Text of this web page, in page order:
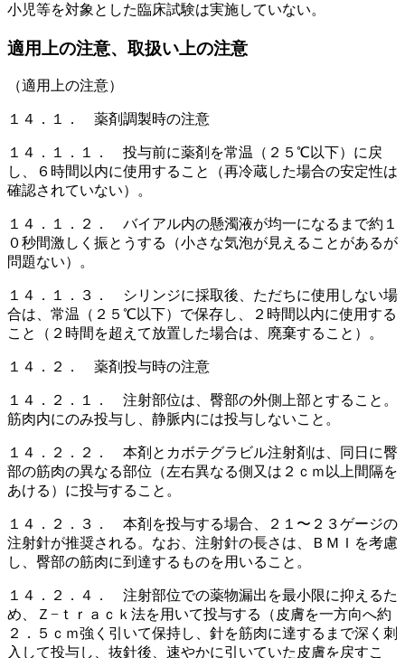
小児等を対象とした臨床試験は実施していない。
適用上の注意、取扱い上の注意
（適用上の注意）
１４．１． 薬剤調製時の注意
１４．１．１． 投与前に薬剤を常温（２５℃以下）に戻
し、６時間以内に使用すること（再冷蔵した場合の安定性は
確認されていない）。
１４．１．２． バイアル内の懸濁液が均一になるまで約１
０秒間激しく振とうする（小さな気泡が見えることがあるが
問題ない）。
１４．１．３． シリンジに採取後、ただちに使用しない場
合は、常温（２５℃以下）で保存し、２時間以内に使用する
こと（２時間を超えて放置した場合は、廃棄すること）。
１４．２． 薬剤投与時の注意
１４．２．１． 注射部位は、臀部の外側上部とすること。
筋肉内にのみ投与し、静脈内には投与しないこと。
１４．２．２． 本剤とカボテグラビル注射剤は、同日に臀
部の筋肉の異なる部位（左右異なる側又は２ｃｍ以上間隔を
あける）に投与すること。
１４．２．３． 本剤を投与する場合、２１〜２３ゲージの
注射針が推奨される。なお、注射針の長さは、ＢＭＩを考慮
し、臀部の筋肉に到達するものを用いること。
１４．２．４． 注射部位での薬物漏出を最小限に抑えるた
め、Ｚ−ｔｒａｃｋ法を用いて投与する（皮膚を一方向へ約
２．５ｃｍ強く引いて保持し、針を筋肉に達するまで深く刺
入して投与し、抜針後、速やかに引いていた皮膚を戻すこ